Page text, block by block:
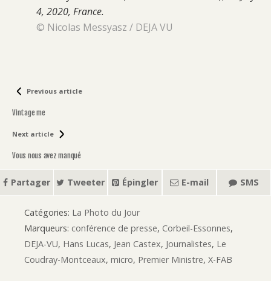
4, 2020, France.
© Nicolas Messyasz / DEJA VU
Previous article
Vintage me
Next article
Vous nous avez manqué
Partager Tweeter Épingler E-mail SMS
Catégories: La Photo du Jour
Marqueurs: conférence de presse, Corbeil-Essonnes,
DEJA-VU, Hans Lucas, Jean Castex, Journalistes, Le
Coudray-Montceaux, micro, Premier Ministre, X-FAB